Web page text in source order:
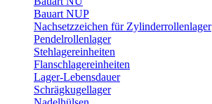
Bauart NUP
Nachsetzzeichen für Zylinderrollenlager
Pendelrollenlager
Stehlagereinheiten
Flanschlagereinheiten
Lager-Lebensdauer
Schrägkugellager